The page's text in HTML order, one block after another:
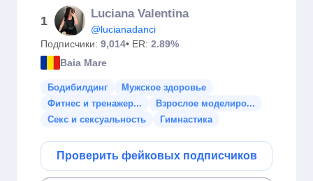
1
Luciana Valentina
@lucianadanci
Подписчики: 9,014• ER: 2.89%
Baia Mare
Бодибилдинг
Мужское здоровье
Фитнес и тренажер...
Взрослое моделиро...
Секс и сексуальность
Гимнастика
Проверить фейковых подписчиков